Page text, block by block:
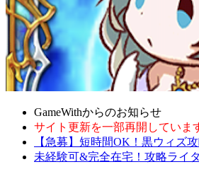
GameWithからのお知らせ
サイト更新を一部再開していま
【急募】短時間OK！黒ウィズ
未経験可&完全在宅！攻略ライ